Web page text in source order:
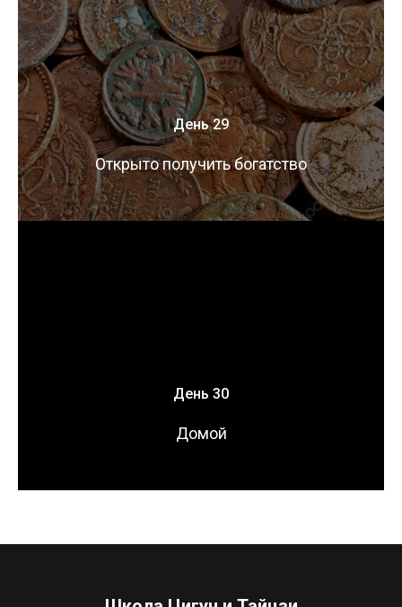
День 29
Открыто получить богатство
День 30
Домой